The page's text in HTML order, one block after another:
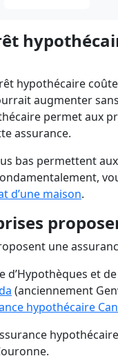
hypothécaire
augmenter
permet aux
assurance.
bas permettent
d’une maison.
une
d’Hypothèques et
(anciennement
hypothécaire